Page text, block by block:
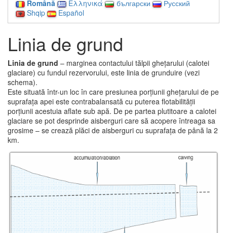
Română
Ελληνικά български
Русский
Shqip
Español
Linia de grund
Linia de grund – marginea contactului tălpii ghețarului (calotei
glaciare) cu fundul rezervorului, este linia de grunduire (vezi
schema).
Este situată într-un loc în care presiunea porțiunii ghețarului de pe
suprafața apei este contrabalansată cu puterea flotabilității
porțiunii acestuia aflate sub apă. De pe partea plutitoare a calotei
glaciare se pot desprinde aisberguri care să acopere întreaga sa
grosime – se crează plăci de aisberguri cu suprafața de până la 2
km.